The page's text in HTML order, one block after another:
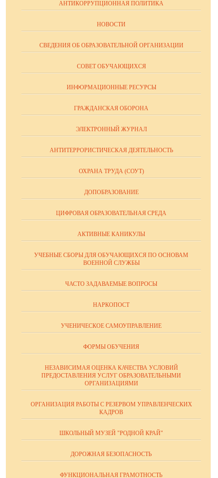
АНТИКОРРУПЦИОННАЯ ПОЛИТИКА
НОВОСТИ
СВЕДЕНИЯ ОБ ОБРАЗОВАТЕЛЬНОЙ ОРГАНИЗАЦИИ
СОВЕТ ОБУЧАЮЩИХСЯ
ИНФОРМАЦИОННЫЕ РЕСУРСЫ
ГРАЖДАНСКАЯ ОБОРОНА
ЭЛЕКТРОННЫЙ ЖУРНАЛ
АНТИТЕРРОРИСТИЧЕСКАЯ ДЕЯТЕЛЬНОСТЬ
ОХРАНА ТРУДА (СОУТ)
ДОПОБРАЗОВАНИЕ
ЦИФРОВАЯ ОБРАЗОВАТЕЛЬНАЯ СРЕДА
АКТИВНЫЕ КАНИКУЛЫ
УЧЕБНЫЕ СБОРЫ ДЛЯ ОБУЧАЮЩИХСЯ ПО ОСНОВАМ
ВОЕННОЙ СЛУЖБЫ
ЧАСТО ЗАДАВАЕМЫЕ ВОПРОСЫ
НАРКОПОСТ
УЧЕНИЧЕСКОЕ САМОУПРАВЛЕНИЕ
ФОРМЫ ОБУЧЕНИЯ
НЕЗАВИСИМАЯ ОЦЕНКА КАЧЕСТВА УСЛОВИЙ
ПРЕДОСТАВЛЕНИЯ УСЛУГ ОБРАЗОВАТЕЛЬНЫМИ
ОРГАНИЗАЦИЯМИ
ОРГАНИЗАЦИЯ РАБОТЫ С РЕЗЕРВОМ УПРАВЛЕНЧЕСКИХ
КАДРОВ
ШКОЛЬНЫЙ МУЗЕЙ "РОДНОЙ КРАЙ"
ДОРОЖНАЯ БЕЗОПАСНОСТЬ
ФУНКЦИОНАЛЬНАЯ ГРАМОТНОСТЬ